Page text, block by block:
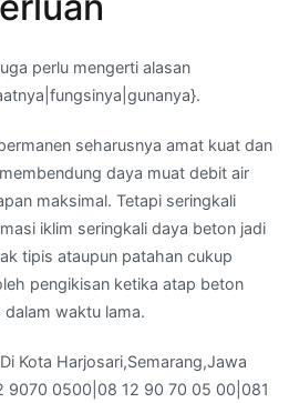
perlu mengerti alasan
seharusnya amat kuat dan
daya muat debit air
maksimal. Tetapi seringkali
iklim seringkali daya beton jadi
tipis ataupun patahan cukup
pengikisan ketika atap beton
waktu lama.
Kota Harjosari,Semarang,Jawa
9070 0500|08 12 90 70 05 00|081